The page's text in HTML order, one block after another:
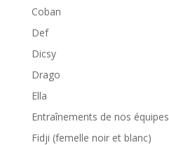
Coban
Def
Dicsy
Drago
Ella
Entraînements de nos équipes
Fidji (femelle noir et blanc)